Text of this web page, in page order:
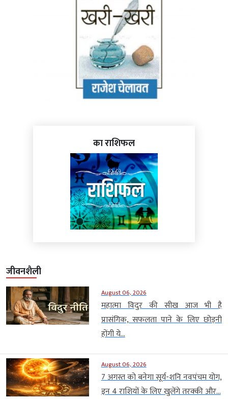
का राशिफल
जीवनशैली
August 06, 2026
महात्मा विदुर की सीख आज भी है
प्रासंगिक, सफलता पाने के लिए छोड़नी
होंगी ये...
August 06, 2026
7 अगस्त को बनेगा सूर्य-शनि नवपंचम योग,
इन 4 राशियों के लिए खुलेंगे तरक्की और...